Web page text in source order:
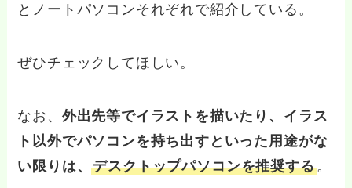
とノートパソコンそれぞれで紹介している。
ぜひチェックしてほしい。
なお、 外出先等でイラストを描いたり、イラス
ト以外でパソコンを持ち出すといった用途がな
い限りは、デスクトップパソコンを推奨する。